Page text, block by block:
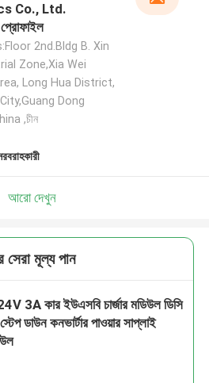
Co., Ltd.
2nd.Bldg B. Xin
Zone,Xia Wei
Long Hua District,
Dong
,চীন
আরো দেখুন
সেরা মূল্য পান
3A কার ইউএসবি চার্জার মডিউল ডিসি
ডাউন কনভার্টার পাওয়ার সাপ্লাই